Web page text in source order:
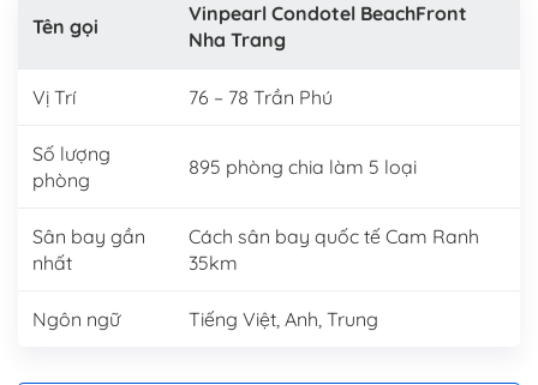
Tên gọi
Vinpearl Condotel BeachFront
Nha Trang
Vị Trí 76 – 78 Trần Phú
Số lượng
phòng
895 phòng chia làm 5 loại
Sân bay gần
nhất
Cách sân bay quốc tế Cam Ranh
35km
Ngôn ngữ Tiếng Việt, Anh, Trung